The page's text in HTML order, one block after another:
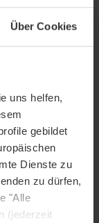
Über Cookies
uns helfen,
gebildet
Dienste zu
zu dürfen,
"Alle
(jederzeit